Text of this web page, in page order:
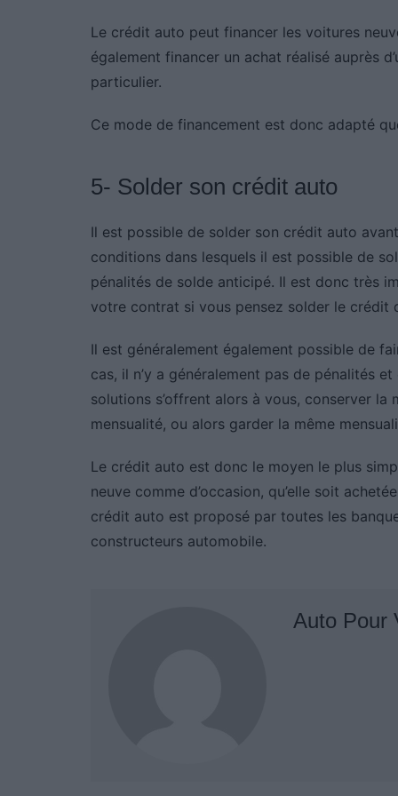
Le crédit auto peut financer les voitures
également financer un achat réalisé auprès
particulier.
Ce mode de financement est donc adapté
5- Solder son crédit auto
Il est possible de solder son crédit auto
conditions dans lesquels il est possible de
pénalités de solde anticipé. Il est donc très
votre contrat si vous pensez solder le crédit
Il est généralement également possible de
cas, il n’y a généralement pas de pénalités
solutions s’offrent alors à vous, conserver
mensualité, ou alors garder la même
Le crédit auto est donc le moyen le plus
neuve comme d’occasion, qu’elle soit
crédit auto est proposé par toutes les
constructeurs automobile.
Auto Pour